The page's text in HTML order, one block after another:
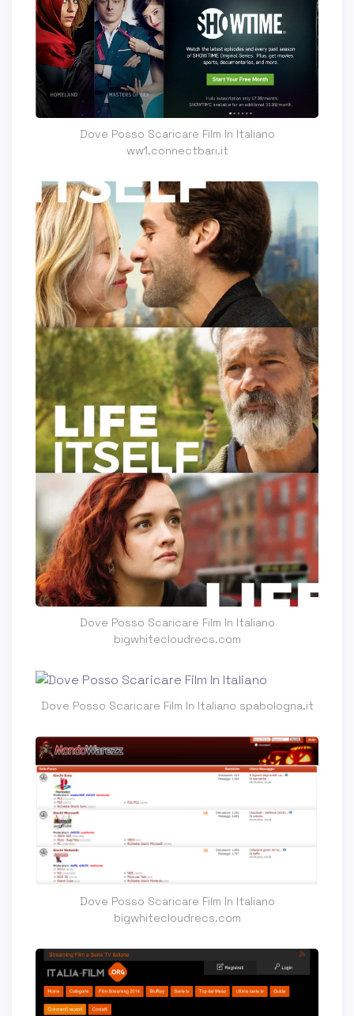
Dove Posso Scaricare Film In Italiano
ww1.connectbari.it
Dove Posso Scaricare Film In Italiano
bigwhitecloudrecs.com
Dove Posso Scaricare Film In Italiano spabologna.it
Dove Posso Scaricare Film In Italiano
bigwhitecloudrecs.com